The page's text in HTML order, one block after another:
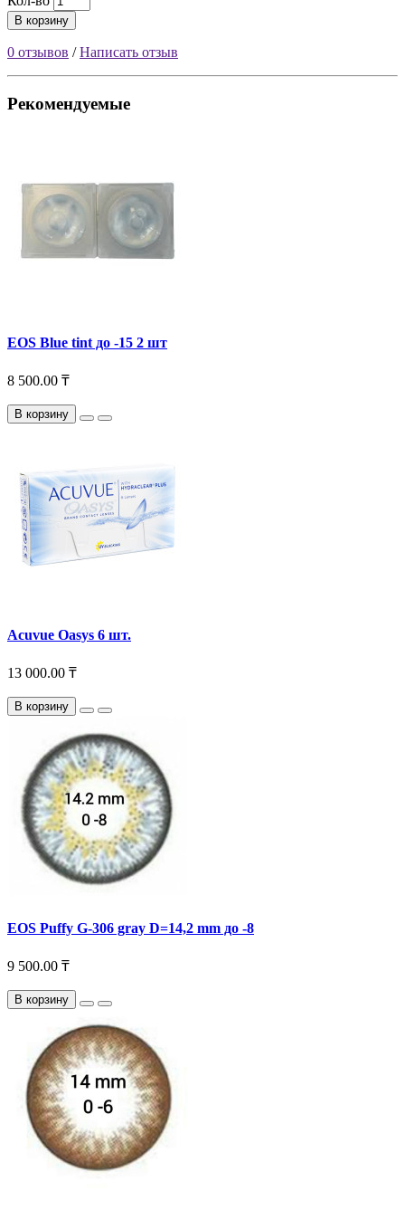
В корзину
0 отзывов /Написать отзыв
Рекомендуемые
EOS Blue tint до -15 2 шт
8 500.00 ₸
В корзину
Acuvue Oasys 6 шт.
13 000.00 ₸
В корзину
EOS Puffy G-306 gray D=14,2 mm до -8
9 500.00 ₸
В корзину